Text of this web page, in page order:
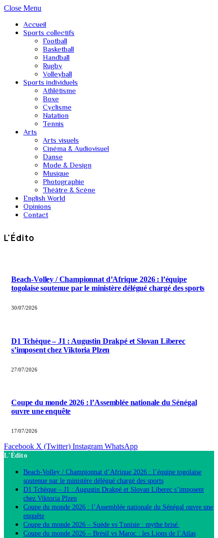
Close Menu
Accueil
Sports collectifs
Football
Basketball
Handball
Rugby
Volleyball
Sports individuels
Athlétisme
Boxe
Cyclisme
Natation
Tennis
Arts
Arts visuels
Cinéma & Audiovisuel
Danse
Mode & Design
Musique
Photographie
Théâtre & Scène
English World
Opinions
Contact
L'Édito
Beach-Volley / Championnat d’Afrique 2026 : l’équipe
togolaise soutenue par le ministère délégué chargé des sports
30/07/2026
D1 Tchèque – J1 : Augustin Drakpé et Slovan Liberec
s’imposent chez Viktoria Plzen
27/07/2026
Coupe du monde 2026 : l’Assemblée nationale du Sénégal
ouvre une enquête
17/07/2026
Facebook X (Twitter) Instagram WhatsApp
L'Édito
Beach-Volley / Championnat d’Afrique 2026 : l’équipe togolaise
soutenue par le ministère délégué chargé des sports
D1 Tchèque – J1 : Augustin Drakpé et Slovan Liberec s’imposent
chez Viktoria Plzen
Coupe du monde 2026 : l’Assemblée nationale du Sénégal ouvre une
enquête
Coupe du monde 2026 – Suède vs Tunisie : mythe brisé
Coupe du monde 2026 – Brésil vs Maroc : les Lions de l’Atlas